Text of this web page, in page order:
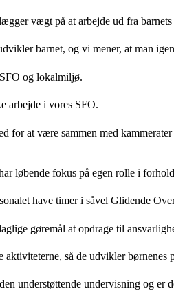
vægt på at arbejde ud fra barnets
barnet, og vi mener, at man
og lokalmiljø.
arbejde i vores SFO.
for at være sammen med
løbende fokus på egen rolle i
have timer i såvel Glidende
gøremål at opdrage til
så de udvikler børnenes
understøttende undervisning og er